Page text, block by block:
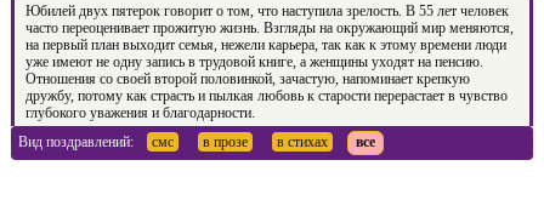
Юбилей двух пятерок говорит о том, что наступила зрелость. В 55 лет человек
часто переоценивает прожитую жизнь. Взгляды на окружающий мир меняются,
на первый план выходит семья, нежели карьера, так как к этому времени люди
уже имеют не одну запись в трудовой книге, а женщины уходят на пенсию.
Отношения со своей второй половинкой, зачастую, напоминает крепкую
дружбу, потому как страсть и пылкая любовь к старости перерастает в чувство
глубокого уважения и благодарности.
Вид поздравлений:
смс в прозе в стихах все